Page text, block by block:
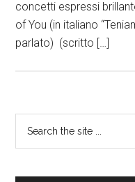
concetti espressi
of You (in italiano
parlato) (scritto […]